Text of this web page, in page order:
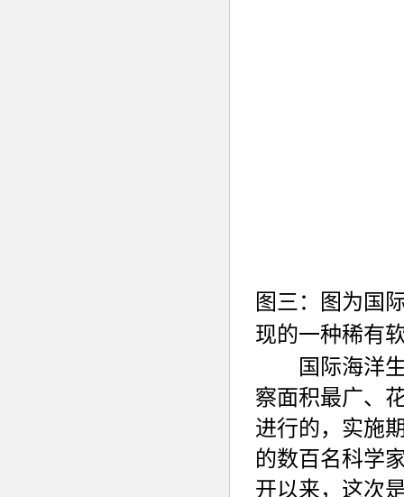
图三：图为国
现的一种稀有
国际海洋生
察面积最广、
进行的，实施
的数百名科学
开以来，这次